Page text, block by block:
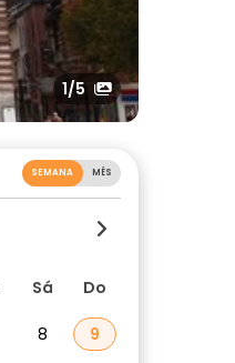
1/5
SEMANA MÊS
Sá Do
8 9